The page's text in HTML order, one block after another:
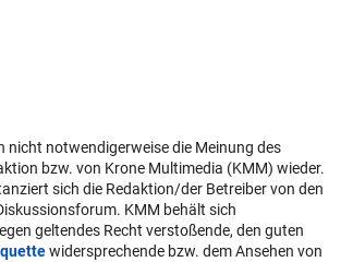
nicht notwendigerweise die Meinung des
bzw. von Krone Multimedia (KMM) wieder.
sich die Redaktion/der Betreiber von den
KMM behält sich
geltendes Recht verstoßende, den guten
widersprechende bzw. dem Ansehen von